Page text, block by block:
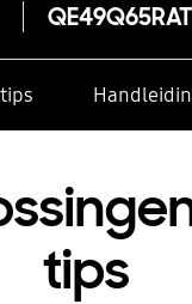
QE49Q65RAT
tips